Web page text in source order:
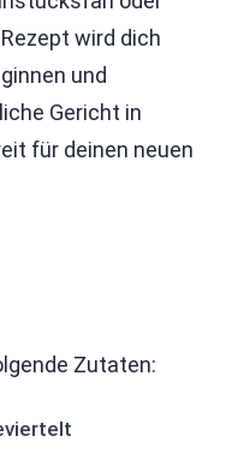
wird dich
und
Gericht in
für deinen neuen
Zutaten: